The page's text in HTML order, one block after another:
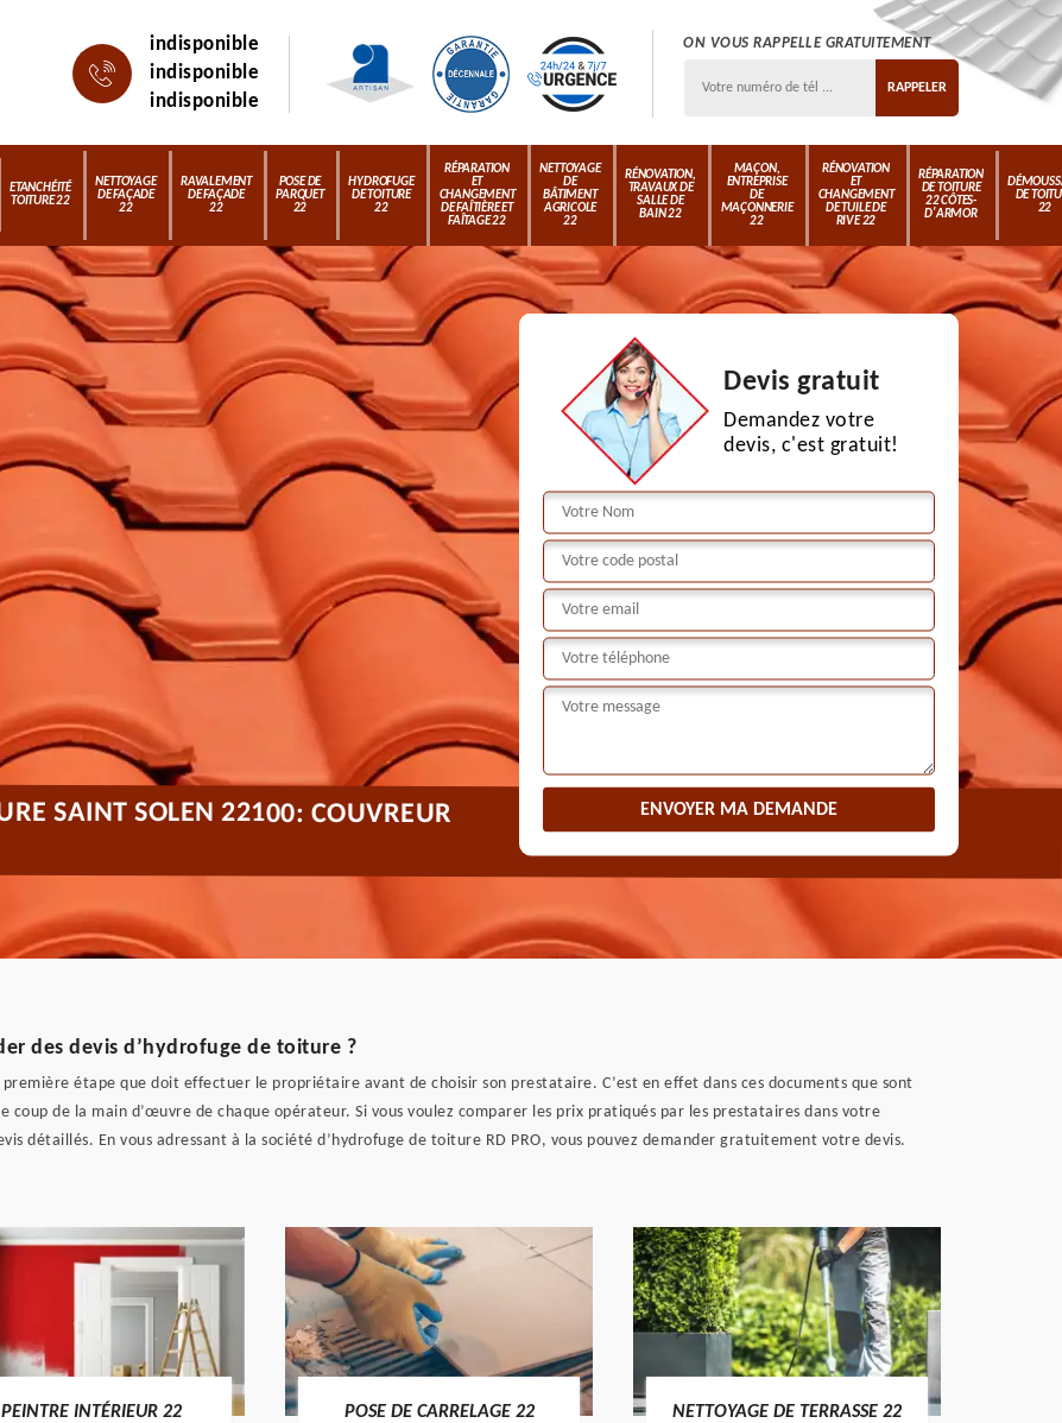
indisponible
indisponible
indisponible
ON VOUS RAPPELLE GRATUITEMENT
ETANCHÉITÉ
TOITURE 22
NETTOYAGE
DE FAÇADE
22
RAVALEMENT
DE FAÇADE
22
POSE DE
PARQUET
22
HYDROFUGE
DE TOITURE
22
RÉPARATION
ET
CHANGEMENT
DE FAÎTIÈRE ET
FAÎTAGE 22
NETTOYAGE
DE
BÂTIMENT
AGRICOLE
22
RÉNOVATION,
TRAVAUX DE
SALLE DE
BAIN 22
MAÇON,
ENTREPRISE
DE
MAÇONNERIE
22
RÉNOVATION
ET
CHANGEMENT
DE TUILE DE
RIVE 22
RÉPARATION
DE TOITURE
22 CÔTES-
D'ARMOR
DE
22
Devis gratuit
Demandez votre
devis, c'est gratuit!
SAINT SOLEN 22100: COUVREUR
des devis d’hydrofuge de toiture ?
étape que doit effectuer le propriétaire avant de choisir son prestataire. C’est en effet dans ces documents que sont
coup de la main d’œuvre de chaque opérateur. Si vous voulez comparer les prix pratiqués par les prestataires dans votre
détaillés. En vous adressant à la société d’hydrofuge de toiture RD PRO, vous pouvez demander gratuitement votre devis.
PEINTRE INTÉRIEUR 22 POSE DE CARRELAGE 22 NETTOYAGE DE TERRASSE 22